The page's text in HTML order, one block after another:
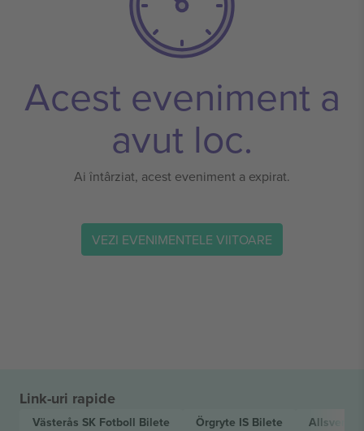
Acest eveniment a
avut loc.
Ai întârziat, acest eveniment a expirat.
VEZI EVENIMENTELE VIITOARE
Link-uri rapide
Västerås SK Fotboll Bilete Örgryte IS Bilete